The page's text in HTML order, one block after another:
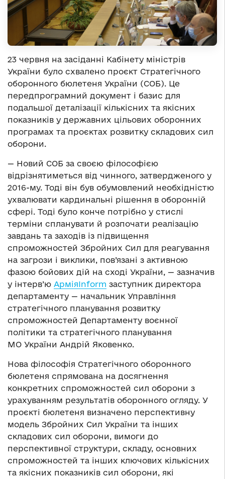
23 червня на засіданні Кабінету міністрів
України було схвалено проєкт Стратегічного
оборонного бюлетеня України (СОБ). Це
передпрограмний документ і базис для
подальшої деталізації кількісних та якісних
показників у державних цільових оборонних
програмах та проєктах розвитку складових сил
оборони.
— Новий СОБ за своєю філософією
відрізнятиметься від чинного, затвердженого у
2016-му. Тоді він був обумовлений необхідністю
ухвалювати кардинальні рішення в оборонній
сфері. Тоді було конче потрібно у стислі
терміни спланувати й розпочати реалізацію
завдань та заходів із підвищення
спроможностей Збройних Сил для реагування
на загрози і виклики, пов’язані з активною
фазою бойових дій на сході України, — зазначив
у інтерв’ю АрміяInform заступник директора
департаменту — начальник Управління
стратегічного планування розвитку
спроможностей Департаменту воєнної
політики та стратегічного планування
МО України Андрій Яковенко.
Нова філософія Стратегічного оборонного
бюлетеня спрямована на досягнення
конкретних спроможностей сил оборони з
урахуванням результатів оборонного огляду. У
проєкті бюлетеня визначено перспективну
модель Збройних Сил України та інших
складових сил оборони, вимоги до
перспективної структури, складу, основних
спроможностей та інших ключових кількісних
та якісних показників сил оборони, які